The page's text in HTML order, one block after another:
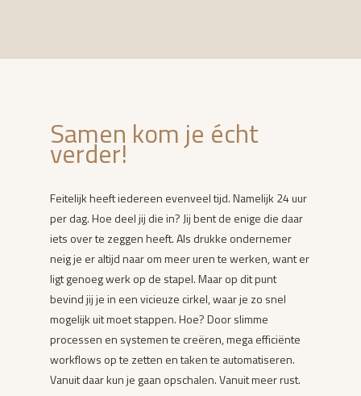
Samen kom je écht
verder!
Feitelijk heeft iedereen evenveel tijd. Namelijk 24 uur
per dag. Hoe deel jij die in? Jij bent de enige die daar
iets over te zeggen heeft. Als drukke ondernemer
neig je er altijd naar om meer uren te werken, want er
ligt genoeg werk op de stapel. Maar op dit punt
bevind jij je in een vicieuze cirkel, waar je zo snel
mogelijk uit moet stappen. Hoe? Door slimme
processen en systemen te creëren, mega efficiënte
workflows op te zetten en taken te automatiseren.
Vanuit daar kun je gaan opschalen. Vanuit meer rust.